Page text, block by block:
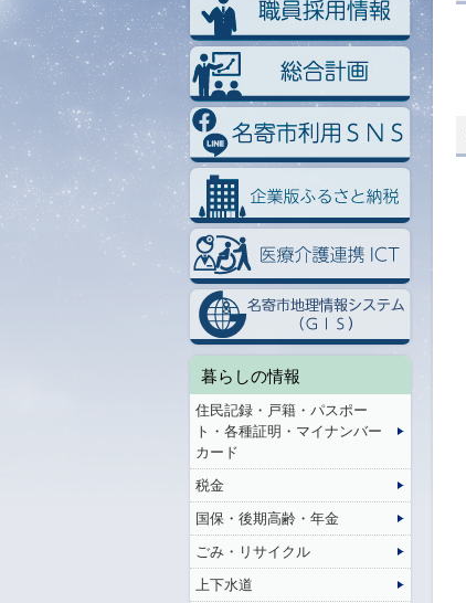
暮らしの情報
住民記録・戸籍・パスポー
ト・各種証明・マイナンバー
カード
税金
国保・後期高齢・年金
ごみ・リサイクル
上下水道